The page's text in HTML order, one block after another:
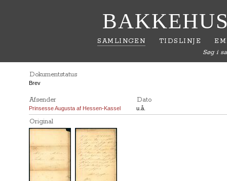
SAMLINGEN TIDSLINJE
Søg i
Dokumentstatus
Brev
Afsender Dato
Prinsesse Augusta af Hessen-Kassel u.å.
Original